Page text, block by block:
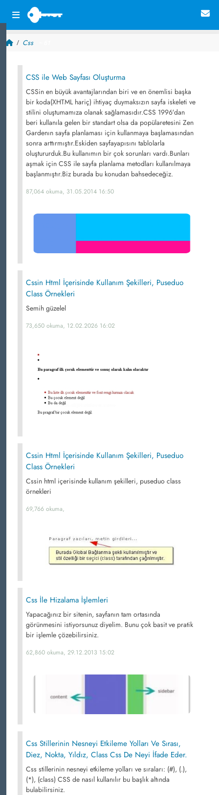
Css
CSS ile Web Sayfası Oluşturma
CSSin en büyük avantajlarından biri ve en önemlisi başka
bir koda(XHTML hariç) ihtiyaç duymaksızın sayfa iskeleti ve
stilini oluştumamıza olanak sağlamasıdır.CSS 1996′dan
beri kullanıla gelen bir standart olsa da popülaretesini Zen
Gardenın sayfa planlaması için kullanmaya başlamasından
sonra arttırmıştır.Eskiden sayfayapısını tablolarla
oluştururduk.Bu kullanımın bir çok sorunları vardı.Bunları
aşmak için CSS ile sayfa planlama metodları kullanılmaya
başlanmıştır.Biz burada bu konudan bahsedeceğiz.
87,064 okuma, 31.05.2014 16:50
Cssin Html İçerisinde Kullanım Şekilleri, Puseduo
Class Örnekleri
Semih güzelel
73,650 okuma, 12.02.2026 16:02
Cssin Html İçerisinde Kullanım Şekilleri, Puseduo
Class Örnekleri
Cssin html içerisinde kullanım şekilleri, puseduo class
örnekleri
69,766 okuma,
Css İle Hizalama İşlemleri
Yapacağınız bir sitenin, sayfanın tam ortasında
görünmesini istiyorsunuz diyelim. Bunu çok basit ve pratik
bir işlemle çözebilirsiniz.
62,860 okuma, 29.12.2013 15:02
Css Stillerinin Nesneyi Etkileme Yolları Ve Sırası,
Diez, Nokta, Yıldız, Class Css De Neyi İfade Eder.
Css stillerinin nesneyi etkileme yolları ve sıraları: (#), (.),
(*), (class) CSS de nasıl kullanılır bu başlık altında
bulabilirsiniz.